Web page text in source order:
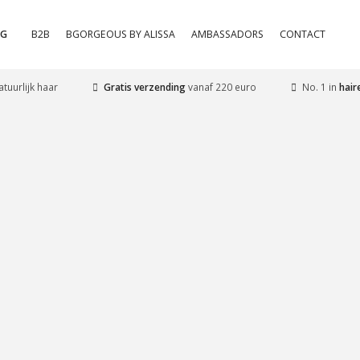
B2B BGORGEOUS BY ALISSA AMBASSADORS CONTACT
haar Gratis verzendingvanaf 220 euro No. 1 in